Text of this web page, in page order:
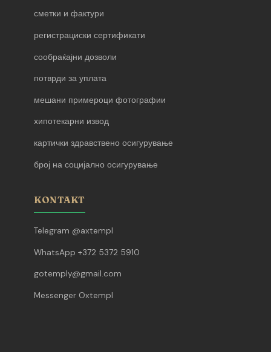
сметки и фактури
регистрациски сертификати
сообраќајни дозволи
потврди за уплата
мешани примероци фотографии
хипотекарни извод
картички здравствено осигурување
број на социјално осигурување
KONTAKT
Telegram @axtempl
WhatsApp +372 5372 5910
gotemply@gmail.com
Messenger Oxtempl